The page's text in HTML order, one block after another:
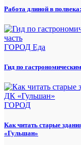
Работа длиной в
ГОРОД Еда
Гид по
ГОРОД
Как читать старые
«Гульшан»